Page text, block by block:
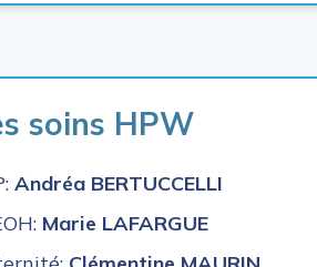
soins HPW
Andréa BERTUCCELLI
Marie LAFARGUE